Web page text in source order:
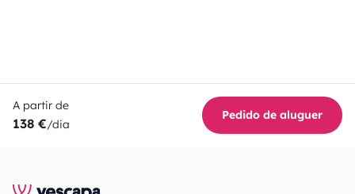
A partir de
138 €/dia
Pedido de aluguer